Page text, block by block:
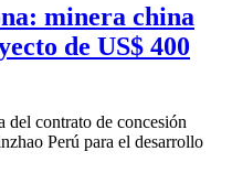
minera china
de US$ 400
del contrato de concesión
Perú para el desarrollo